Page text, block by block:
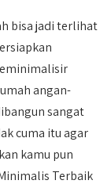
bisa jadi terlihat
angan-
sangat
cuma itu agar
kamu pun
Terbaik